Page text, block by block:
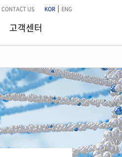
CONTACT US KOR | ENG
고객센터